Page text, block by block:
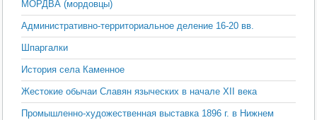
МОРДВА (мордовцы)
Административно-территориальное деление 16-20 вв.
Шпаргалки
История села Каменное
Жестокие обычаи Славян языческих в начале XII века
Промышленно-художественная выставка 1896 г. в Нижнем